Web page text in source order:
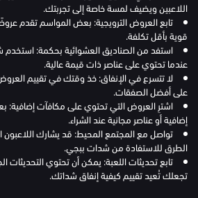
اللاعبين ويضيف لمسة خاصة إلى تجربتك.
تابع العروض الترويجية: بعض المواسم تقدم
قوية بأقل تكلفة.
استفد من الصناديق العشوائية بحكمة:
عندما تحتوي على عناصر ذات قيمة عالية.
لا تتسرع في الإنفاق: خذ وقتك في تقييم
على أفضل الصفقات.
اشترِ العروض التي تحتوي على مكافآت
إضافية أو عناصر مجانية عند الشراء.
تواصل مع المجتمع المحيط: قد يشارك
الطرق للاستفادة من شدات ببجي.
تابع تحديثات اللعبة: يمكن أن تحتوي التحديثات
تجعلك تُعيد تقييم كيفية إنفاق شداتك.